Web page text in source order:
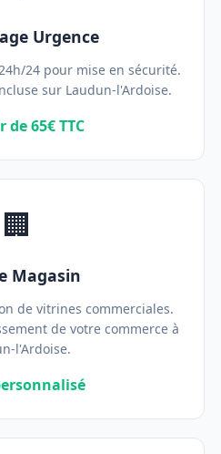
Urgence
24 pour mise en sécurité.
sur Laudun-l'Ardoise.
65€ TTC
🏢
Magasin
de vitrines commerciales.
de votre commerce à
l'Ardoise.